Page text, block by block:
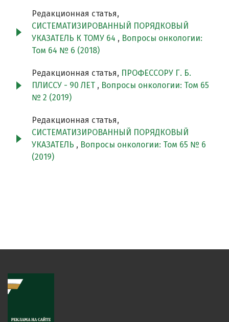
Редакционная статья,
СИСТЕМАТИЗИРОВАННЫЙ ПОРЯДКОВЫЙ
УКАЗАТЕЛЬ К ТОМУ 64 , Вопросы онкологии:
Том 64 № 6 (2018)
Редакционная статья, ПРОФЕССОРУ Г. Б.
ПЛИССУ - 90 ЛЕТ , Вопросы онкологии: Том 65
№ 2 (2019)
Редакционная статья,
СИСТЕМАТИЗИРОВАННЫЙ ПОРЯДКОВЫЙ
УКАЗАТЕЛЬ , Вопросы онкологии: Том 65 № 6
(2019)